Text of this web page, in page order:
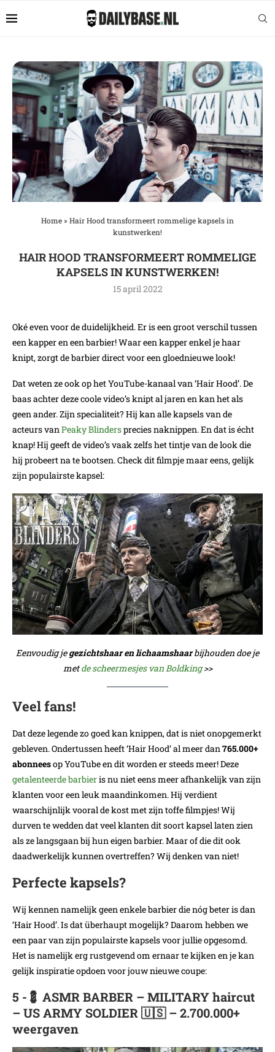
Home» Hair Hood transformeert rommelige kapsels in
kunstwerken!
HAIR HOOD TRANSFORMEERT ROMMELIGE
KAPSELS IN KUNSTWERKEN!
15 april 2022
Oké even voor de duidelijkheid. Er is een groot verschil tussen
een kapper en een barbier! Waar een kapper enkel je haar
knipt, zorgt de barbier direct voor een gloednieuwe look!
Dat weten ze ook op het YouTube-kanaal van ‘Hair Hood’. De
baas achter deze coole video’s knipt al jaren en kan het als
geen ander. Zijn specialiteit? Hij kan alle kapsels van de
acteurs vanPeaky Blindersprecies naknippen. En dat is écht
knap! Hij geeft de video’s vaak zelfs het tintje van de look die
hij probeert na te bootsen. Check dit filmpje maar eens, gelijk
zijn populairste kapsel:
Eenvoudig jegezichtshaar en lichaamshaarbijhouden doe je
metde scheermesjes van Boldking>>
Veel fans!
Dat deze legende zo goed kan knippen, dat is niet onopgemerkt
gebleven. Ondertussen heeft ‘Hair Hood’ al meer dan765.000+
abonneesop YouTube en dit worden er steeds meer! Deze
getalenteerde barbieris nu niet eens meer afhankelijk van zijn
klanten voor een leuk maandinkomen. Hij verdient
waarschijnlijk vooral de kost met zijn toffe filmpjes! Wij
durven te wedden dat veel klanten dit soort kapsel laten zien
als ze langsgaan bij hun eigen barbier. Maar of die dit ook
daadwerkelijk kunnen overtreffen? Wij denken van niet!
Perfecte kapsels?
Wij kennen namelijk geen enkele barbier die nóg beter is dan
‘Hair Hood’. Is dat überhaupt mogelijk? Daarom hebben we
een paar van zijn populairste kapsels voor jullie opgesomd.
Het is namelijk erg rustgevend om ernaar te kijken en je kan
gelijk inspiratie opdoen voor jouw nieuwe coupe:
5 -💈 ASMR BARBER – MILITARY haircut
– US ARMY SOLDIER 🇺🇸 – 2.700.000+
weergaven